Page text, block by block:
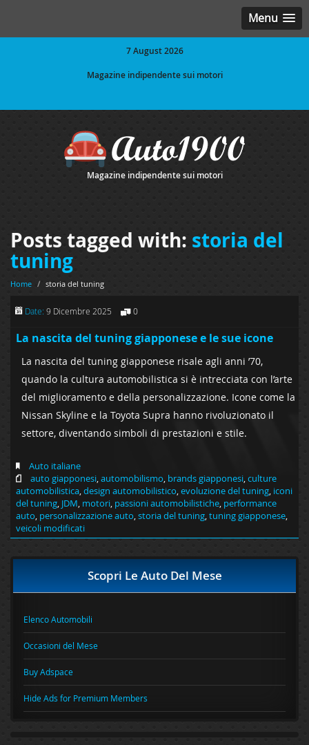
Menu
7 August 2026
Magazine indipendente sui motori
Magazine indipendente sui motori
Posts tagged with: storia del
tuning
Home / storia del tuning
Date: 9 Dicembre 2025 0
La nascita del tuning giapponese e le sue icone
La nascita del tuning giapponese risale agli anni ’70,
quando la cultura automobilistica si è intrecciata con l’arte
del miglioramento e della personalizzazione. Icone come la
Nissan Skyline e la Toyota Supra hanno rivoluzionato il
settore, diventando simboli di prestazioni e stile.
Auto italiane
auto giapponesi,automobilismo, brands giapponesi,culture
automobilistica,design automobilistico,evoluzione del tuning, iconi
del tuning, JDM, motori, passioni automobilistiche, performance
auto, personalizzazione auto,storia del tuning,tuning giapponese,
veicoli modificati
Scopri Le Auto Del Mese
Elenco Automobili
Occasioni del Mese
Buy Adspace
Hide Ads for Premium Members